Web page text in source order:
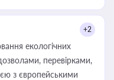
+2
екологічних
перевірками,
з європейськими